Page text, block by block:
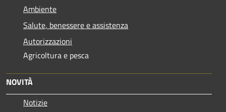
Ambiente
Salute, benessere e assistenza
Autorizzazioni
Agricoltura e pesca
NOVITÀ
Notizie